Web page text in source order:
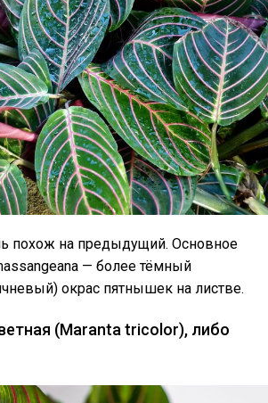
похож на предыдущий. Основное
— более тёмный
окрас пятнышек на листве.
(Maranta tricolor), либо